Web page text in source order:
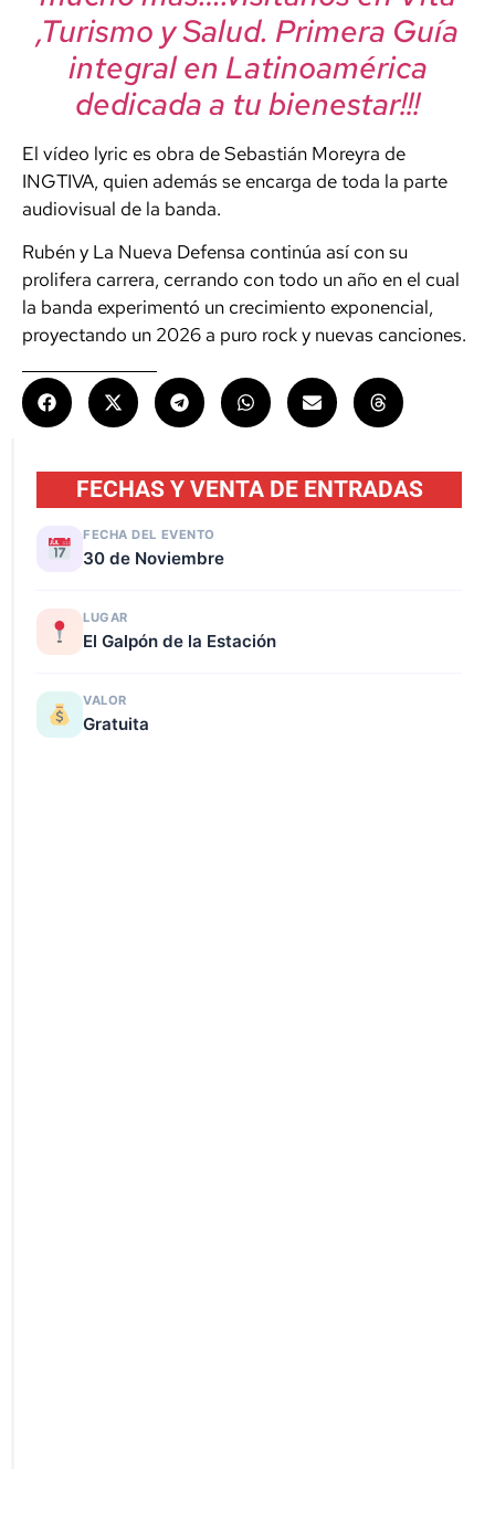
,Turismo y Salud. Primera Guía
integral en Latinoamérica
dedicada a tu bienestar!!!
El vídeo lyric es obra de Sebastián Moreyra de
INGTIVA, quien además se encarga de toda la parte
audiovisual de la banda.
Rubén y La Nueva Defensa continúa así con su
prolifera carrera, cerrando con todo un año en el cual
la banda experimentó un crecimiento exponencial,
proyectando un 2026 a puro rock y nuevas canciones.
FECHAS Y VENTA DE ENTRADAS
FECHA DEL EVENTO
30 de Noviembre
LUGAR
El Galpón de la Estación
VALOR
Gratuita